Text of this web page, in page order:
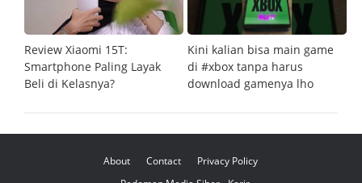
Review Xiaomi 15T:
Smartphone Paling Layak
Beli di Kelasnya?
Kini kalian bisa main game
di #xbox tanpa harus
download gamenya lho
About Contact
Privacy Policy